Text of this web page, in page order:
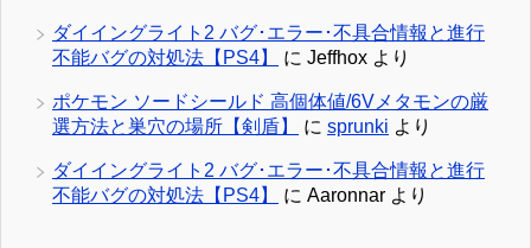
ダイイングライト2 バグ･エラー･不具合情報と進行
不能バグの対処法【PS4】
に Jeffhox より
ポケモン ソードシールド 高個体値/6Vメタモンの厳
選方法と巣穴の場所【剣盾】
に sprunki より
ダイイングライト2 バグ･エラー･不具合情報と進行
不能バグの対処法【PS4】
に Aaronnar より